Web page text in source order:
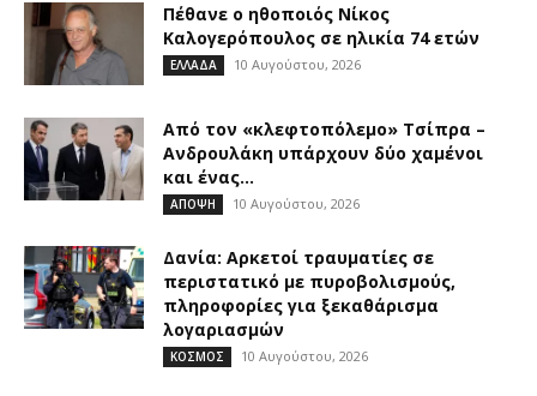
Πέθανε ο ηθοποιός Νίκος
Καλογερόπουλος σε ηλικία 74 ετών
ΕΛΛΑΔΑ 10 Αυγούστου, 2026
Από τον «κλεφτοπόλεμο» Τσίπρα –
Ανδρουλάκη υπάρχουν δύο χαμένοι
και ένας...
ΑΠΟΨΗ 10 Αυγούστου, 2026
Δανία: Αρκετοί τραυματίες σε
περιστατικό με πυροβολισμούς,
πληροφορίες για ξεκαθάρισμα
λογαριασμών
ΚΟΣΜΟΣ 10 Αυγούστου, 2026